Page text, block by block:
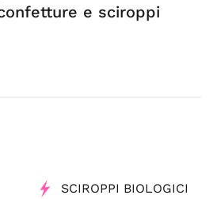
e sciroppi
SCIROPPI BIOLOGICI